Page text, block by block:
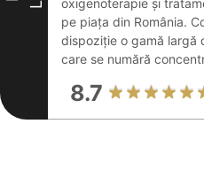
oxigenoterapie și
pe piața din România.
dispoziție o gamă largă
care se numără
8.7